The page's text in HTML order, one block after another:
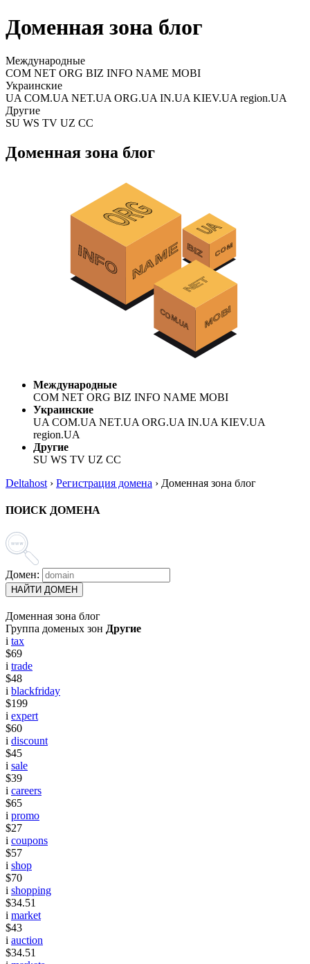
Доменная зона блог
Международные
COM NET ORG BIZ INFO NAME MOBI
Украинские
UA COM.UA NET.UA ORG.UA IN.UA KIEV.UA region.UA
Другие
SU WS TV UZ CC
Доменная зона блог
Международные
COM NET ORG BIZ INFO NAME MOBI
Украинские
UA COM.UA NET.UA ORG.UA IN.UA KIEV.UA
region.UA
Другие
SU WS TV UZ CC
Deltahost › Регистрация домена › Доменная зона блог
ПОИСК ДОМЕНА
Домен:
НАЙТИ ДОМЕН
Доменная зона блог
Группа доменых зон Другие
i tax
$69
i trade
$48
i blackfriday
$199
i expert
$60
i discount
$45
i sale
$39
i careers
$65
i promo
$27
i coupons
$57
i shop
$70
i shopping
$34.51
i market
$43
i auction
$34.51